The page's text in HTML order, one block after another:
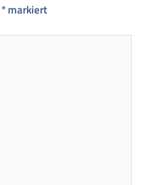
*markiert